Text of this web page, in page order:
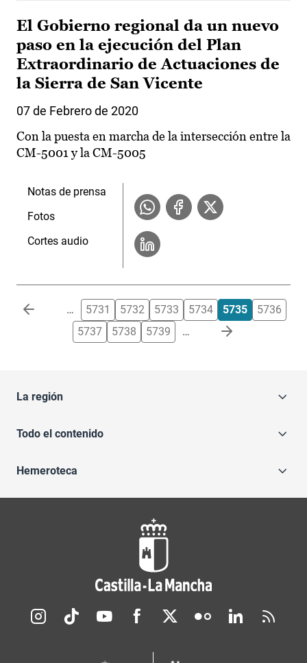
El Gobierno regional da un nuevo
paso en la ejecución del Plan
Extraordinario de Actuaciones de
la Sierra de San Vicente
07 de Febrero de 2020
Con la puesta en marcha de la intersección entre la
CM-5001 y la CM-5005
Notas de prensa
Fotos
Cortes audio
Paginación … 5731 5732 5733 5734 5735
5736
5737
5738 5739 …
La región
Todo el contenido
Hemeroteca
Redes sociales JCCM